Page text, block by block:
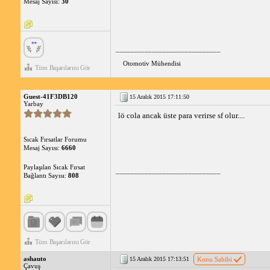
Tüm Başarılarını Gör
Otomotiv Mühendisi
Guest-41F3DB120
Yarbay
Sıcak Fırsatlar Forumu
Mesaj Sayısı: 6660
Paylaşılan Sıcak Fırsat
Bağlantı Sayısı: 808
Tüm Başarılarını Gör
15 Aralık 2015 17:11:50
lö cola ancak üste para verirse sf olur....
ashauto
Çavuş
15 Aralık 2015 17:13:51 Konu Sahibi